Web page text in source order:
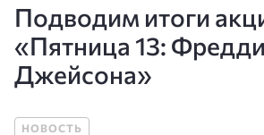
Подводим итоги
«Пятница 13:
Джейсона»
НОВОСТЬ